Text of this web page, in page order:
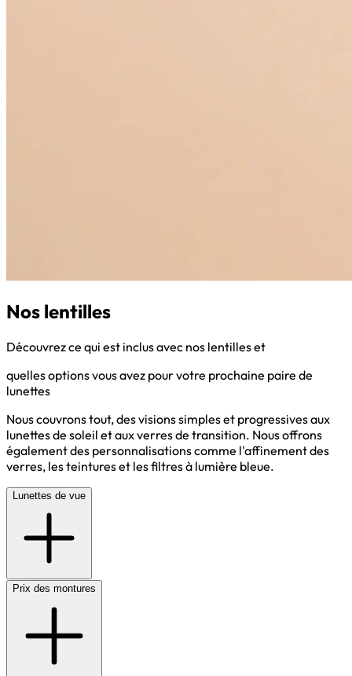
Nos lentilles
Découvrez ce qui est inclus avec nos lentilles et
quelles options vous avez pour votre prochaine paire de
lunettes
Nous couvrons tout, des visions simples et progressives aux
lunettes de soleil et aux verres de transition. Nous offrons
également des personnalisations comme l'affinement des
verres, les teintures et les filtres à lumière bleue.
Lunettes de vue
Prix des montures